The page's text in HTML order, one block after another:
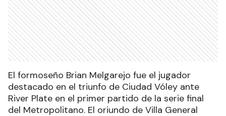
El formoseño Brian Melgarejo fue el jugador
destacado en el triunfo de Ciudad Vóley ante
River Plate en el primer partido de la serie final
del Metropolitano. El oriundo de Villa General